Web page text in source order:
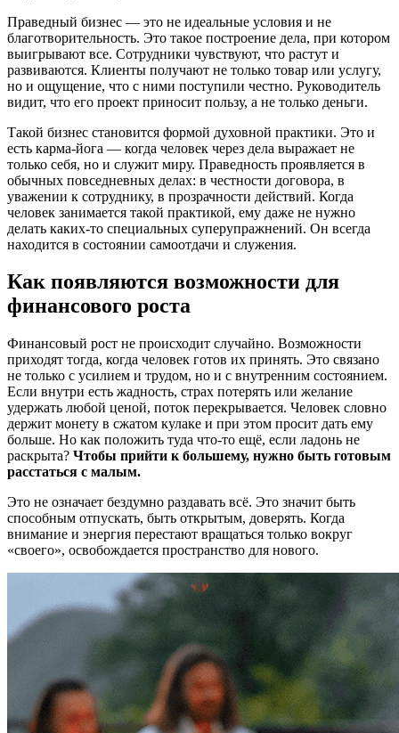
Праведный бизнес — это не идеальные условия и не
благотворительность. Это такое построение дела, при котором
выигрывают все. Сотрудники чувствуют, что растут и
развиваются. Клиенты получают не только товар или услугу,
но и ощущение, что с ними поступили честно. Руководитель
видит, что его проект приносит пользу, а не только деньги.
Такой бизнес становится формой духовной практики. Это и
есть карма-йога — когда человек через дела выражает не
только себя, но и служит миру. Праведность проявляется в
обычных повседневных делах: в честности договора, в
уважении к сотруднику, в прозрачности действий. Когда
человек занимается такой практикой, ему даже не нужно
делать каких-то специальных суперупражнений. Он всегда
находится в состоянии самоотдачи и служения.
Как появляются возможности для
финансового роста
Финансовый рост не происходит случайно. Возможности
приходят тогда, когда человек готов их принять. Это связано
не только с усилием и трудом, но и с внутренним состоянием.
Если внутри есть жадность, страх потерять или желание
удержать любой ценой, поток перекрывается. Человек словно
держит монету в сжатом кулаке и при этом просит дать ему
больше. Но как положить туда что-то ещё, если ладонь не
раскрыта? Чтобы прийти к большему, нужно быть готовым
расстаться с малым.
Это не означает бездумно раздавать всё. Это значит быть
способным отпускать, быть открытым, доверять. Когда
внимание и энергия перестают вращаться только вокруг
«своего», освобождается пространство для нового.